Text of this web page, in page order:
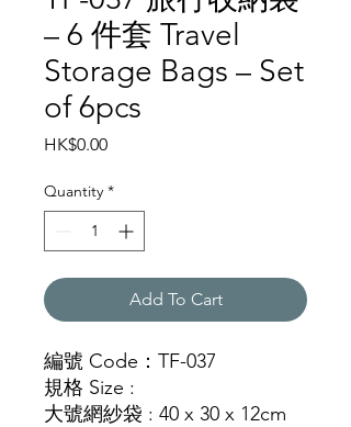
– 6 件套 Travel
Storage Bags – Set
of 6pcs
HK$0.00Price
Quantity *
Add To Cart
編號 Code ： TF-037
規格 Size :
大號網紗袋 : 40 x 30 x 12cm